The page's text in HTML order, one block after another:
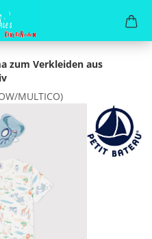
zum Verkleiden aus
MULTICO)